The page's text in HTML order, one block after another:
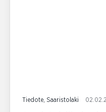
Tiedote, Saaristolaki